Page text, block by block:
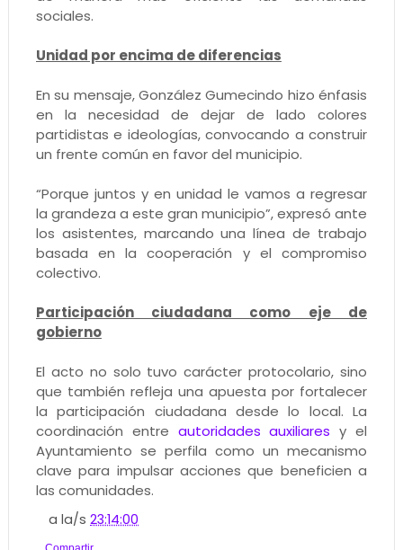
sociales.
Unidad por encima de diferencias
En su mensaje, González Gumecindo hizo énfasis
en la necesidad de dejar de lado colores
partidistas e ideologías, convocando a construir
un frente común en favor del municipio.
“Porque juntos y en unidad le vamos a regresar
la grandeza a este gran municipio”, expresó ante
los asistentes, marcando una línea de trabajo
basada en la cooperación y el compromiso
colectivo.
Participación ciudadana como eje de
gobierno
El acto no solo tuvo carácter protocolario, sino
que también refleja una apuesta por fortalecer
la participación ciudadana desde lo local. La
coordinación entre autoridades auxiliares y el
Ayuntamiento se perfila como un mecanismo
clave para impulsar acciones que beneficien a
las comunidades.
a la/s23:14:00